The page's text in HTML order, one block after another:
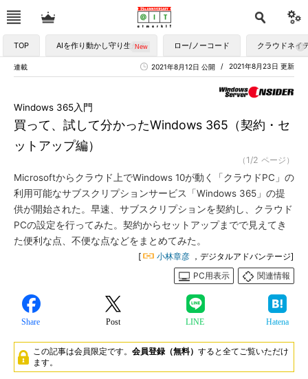
TOP AIを作り動かし守り生かす ロー/ノーコード クラウドネイ
連載 2021年8月23日 更新
2021年8月12日 公開
買って、試して分かったWindows 365（契約・セ
ットアップ編）
Windows 365入門
（1/2 ページ）
Microsoftからクラウド上でWindows 10が動く「クラウドPC」の
利用可能なサブスクリプションサービス「Windows 365」の提
供が開始された。早速、サブスクリプションを契約し、クラウド
PCの設定を行ってみた。契約からセットアップまでで見えてき
た便利な点、不便な点などをまとめてみた。
[ 小林章彦 ，デジタルアドバンテージ]
PC用表示
関連情報
Share Post LINE Hatena
この記事は会員限定です。 会員登録（無料） すると全てご覧いただけ
ます。